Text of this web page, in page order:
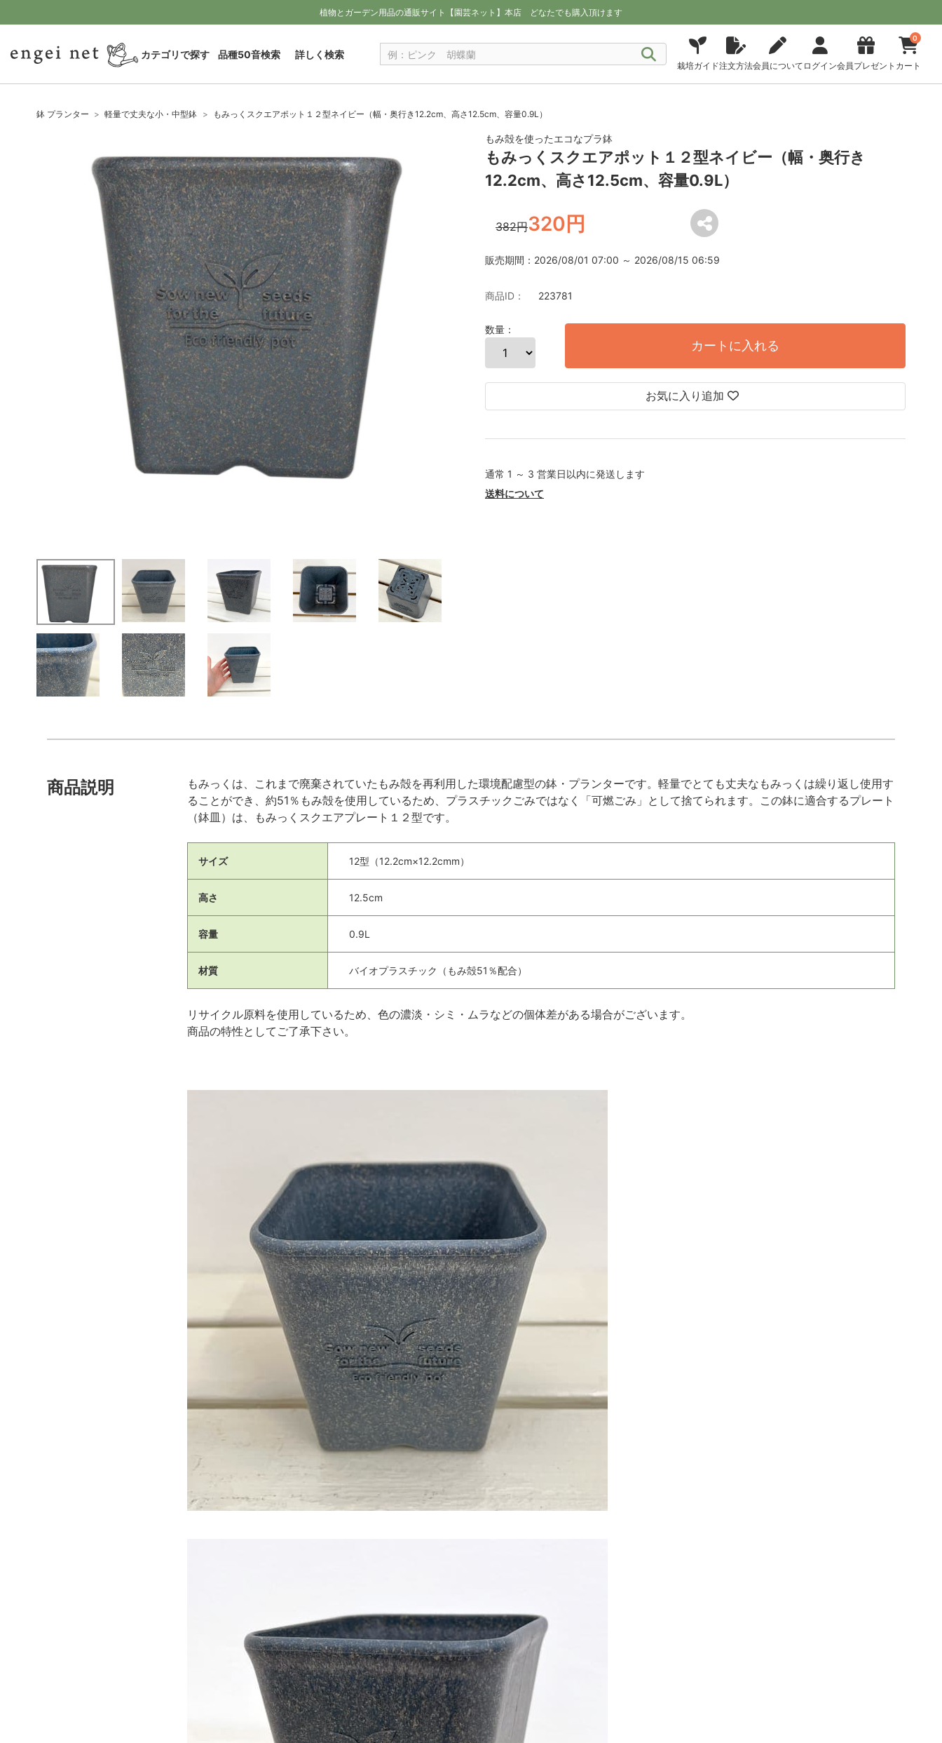
植物とガーデン用品の通販サイト【園芸ネット】本店 どなたでも購入頂けます
カテゴリで探す 品種50音検索 詳しく検索
栽培ガイド注文方法会員について ログイン会員プレゼント
0
カート
鉢 プランター 軽量で丈夫な小・中型鉢 もみっくスクエアポット１２型ネイビー（幅・奥行き12.2cm、高さ12.5cm、容量0.9L）
もみ殻を使ったエコなプラ鉢
もみっくスクエアポット１２型ネイビー（幅・奥行き
12.2cm、高さ12.5cm、容量0.9L）
382円320円
販売期間：2026/08/01 07:00 ～ 2026/08/15 06:59
商品ID： 223781
数量：
カートに入れる
お気に入り追加
通常 1 ～ 3 営業日以内に発送します
送料について
商品説明
もみっくは、これまで廃棄されていたもみ殻を再利用した環境配慮型の鉢・プランターです。軽量でとても丈夫なもみっくは繰り返し使用す
ることができ、約51％もみ殻を使用しているため、プラスチックごみではなく「可燃ごみ」として捨てられます。この鉢に適合するプレート
（鉢皿）は、もみっくスクエアプレート１２型です。
サイズ 12型（12.2cm×12.2cmm）
高さ 12.5cm
容量 0.9L
材質 バイオプラスチック（もみ殻51％配合）
リサイクル原料を使用しているため、色の濃淡・シミ・ムラなどの個体差がある場合がございます。
商品の特性としてご了承下さい。